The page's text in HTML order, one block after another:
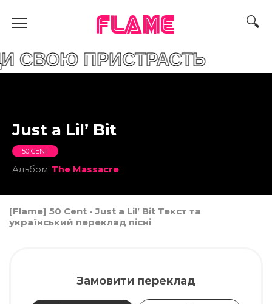
FLAME
ПРИСТРАСТЬ
Just a Lil’ Bit
50 CENT
Альбом The Massacre
[Flame] 50 Cent - Just a Lil’ Bit Текст та
український переклад пісні
Замовити переклад